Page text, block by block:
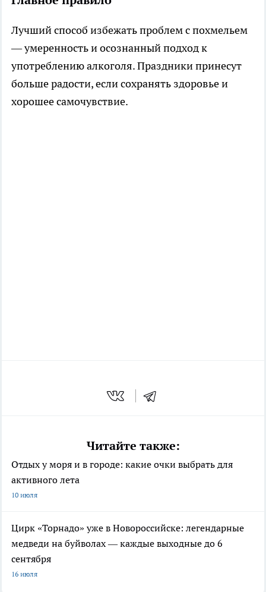
Лучший способ избежать проблем с похмельем
— умеренность и осознанный подход к
употреблению алкоголя. Праздники принесут
больше радости, если сохранять здоровье и
хорошее самочувствие.
Читайте также:
Отдых у моря и в городе: какие очки выбрать для
активного лета
10 июля
Цирк «Торнадо» уже в Новороссийске: легендарные
медведи на буйволах — каждые выходные до 6
сентября
16 июля